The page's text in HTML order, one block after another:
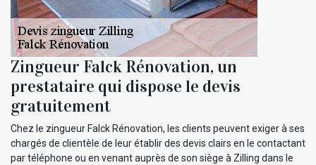
Zingueur Falck Rénovation, un
prestataire qui dispose le devis
gratuitement
Chez le zingueur Falck Rénovation, les clients peuvent exiger à ses
chargés de clientèle de leur établir des devis clairs en le contactant
par téléphone ou en venant auprès de son siège à Zilling dans le